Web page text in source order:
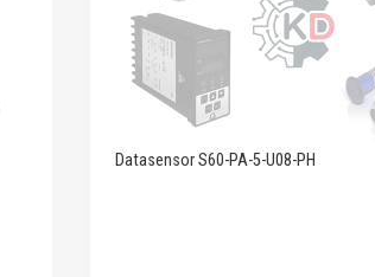
Datasensor S60-PA-5-U08-PH